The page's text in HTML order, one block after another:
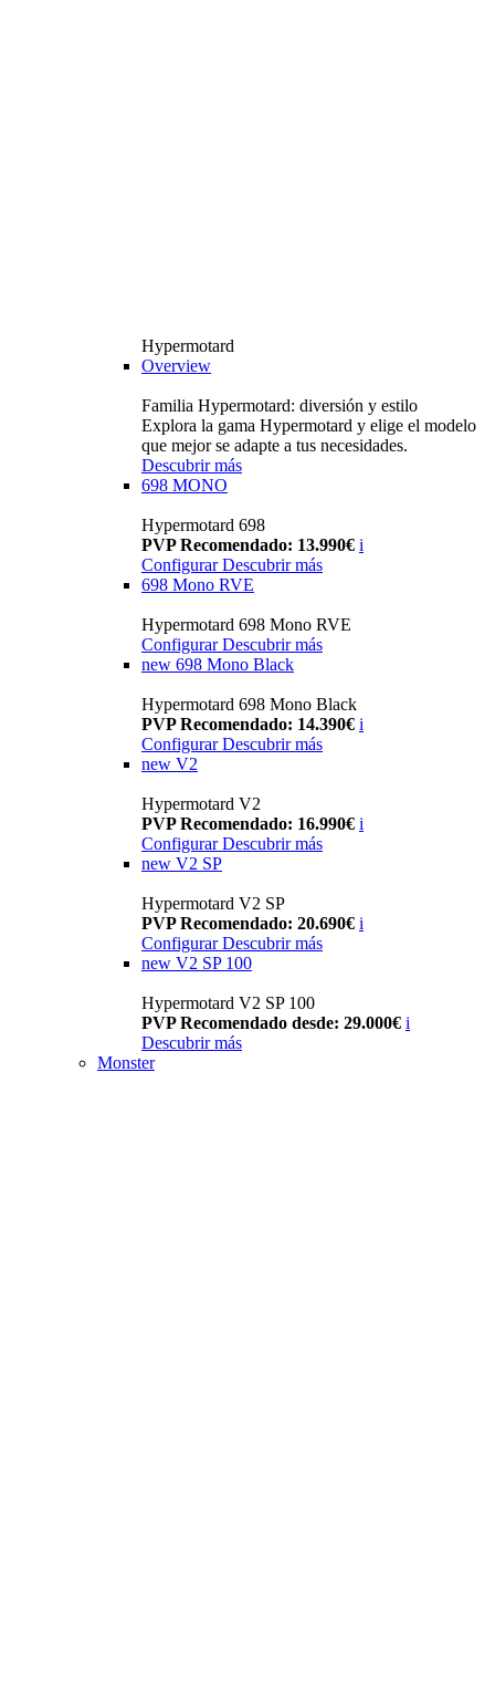
Hypermotard
Overview
Familia Hypermotard: diversión y estilo
Explora la gama Hypermotard y elige el modelo
que mejor se adapte a tus necesidades.
Descubrir más
698 MONO
Hypermotard 698
PVP Recomendado: 13.990€ i
ConfigurarDescubrir más
698 Mono RVE
Hypermotard 698 Mono RVE
Configurar Descubrir más
new 698 Mono Black
Hypermotard 698 Mono Black
PVP Recomendado: 14.390€ i
Configurar Descubrir más
new V2
Hypermotard V2
PVP Recomendado: 16.990€ i
Configurar Descubrir más
new V2 SP
Hypermotard V2 SP
PVP Recomendado: 20.690€ i
Configurar Descubrir más
new V2 SP 100
Hypermotard V2 SP 100
PVP Recomendado desde: 29.000€ i
Descubrir más
Monster